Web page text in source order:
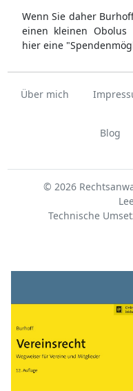
Wenn Sie daher
einen kleinen Obolus
hier eine
Über mich
Blog
© 2026
Technische